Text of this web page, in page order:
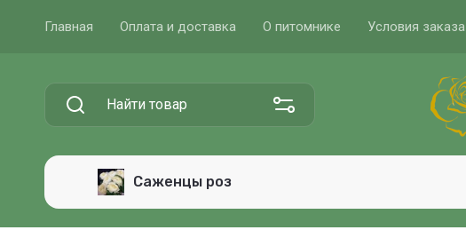
Главная Оплата и доставка О питомнике Условия заказа
Саженцы роз